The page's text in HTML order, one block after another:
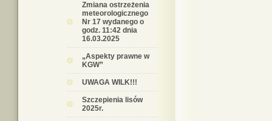
Zmiana ostrzeżenia
meteorologicznego
Nr 17 wydanego o
godz. 11:42 dnia
16.03.2025
„Aspekty prawne w
KGW”
UWAGA WILK!!!
Szczepienia lisów
2025r.